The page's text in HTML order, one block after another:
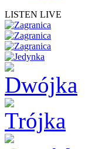
LISTEN LIVE